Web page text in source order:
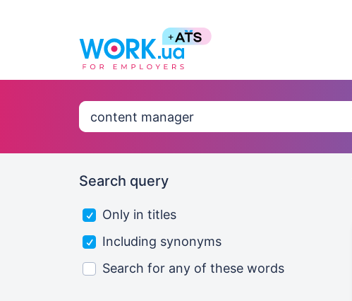
Search query
Only in titles
Including synonyms
Search for any of these words